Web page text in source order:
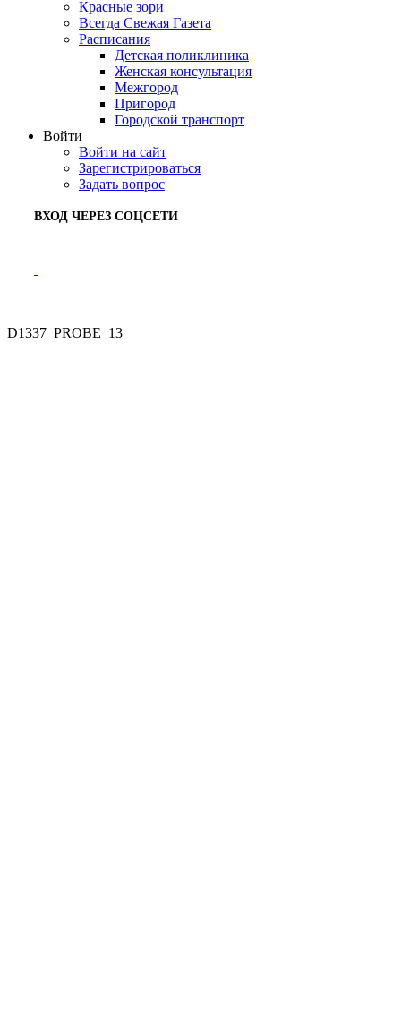
Красные зори
Всегда Свежая Газета
Расписания
Детская поликлиника
Женская консультация
Межгород
Пригород
Городской транспорт
Войти
Войти на сайт
Зарегистрироваться
Задать вопрос
ВХОД ЧЕРЕЗ СОЦСЕТИ